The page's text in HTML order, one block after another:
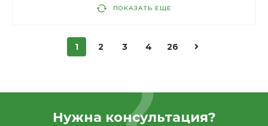
ПОКАЗАТЬ ЕЩЕ
1 2 3 4 26
Нужна консультация?